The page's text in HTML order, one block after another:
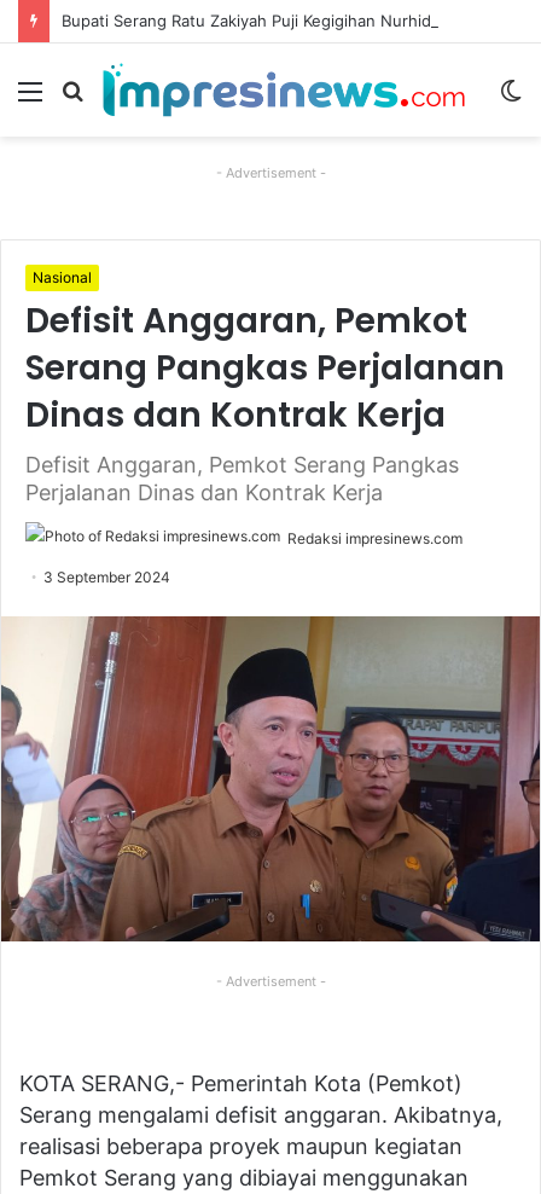
Menu
Cari
- Advertisement -
Nasional
Defisit Anggaran, Pemkot
Serang Pangkas Perjalanan
Dinas dan Kontrak Kerja
Defisit Anggaran, Pemkot Serang Pangkas
Perjalanan Dinas dan Kontrak Kerja
Redaksi impresinews.com
3 September 2024
- Advertisement -
KOTA SERANG,- Pemerintah Kota (Pemkot)
Serang mengalami defisit anggaran. Akibatnya,
realisasi beberapa proyek maupun kegiatan
Pemkot Serang yang dibiayai menggunakan